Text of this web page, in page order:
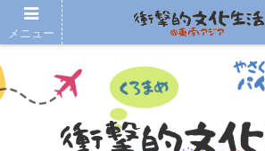
メニュー